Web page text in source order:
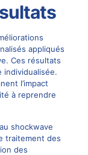
appliqués
Ces résultats
individualisée.
l’impact
à reprendre
shockwave
traitement des
des